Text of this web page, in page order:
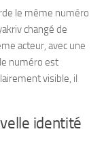
le même numéro
changé de
acteur, avec une
numéro est
visible, il
identité